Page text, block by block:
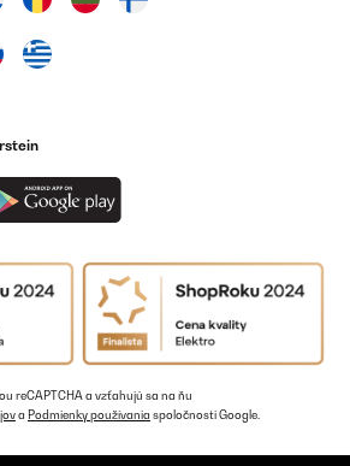
reCAPTCHA a vzťahujú sa na ňu
a Podmienky používania spoločnosti Google.